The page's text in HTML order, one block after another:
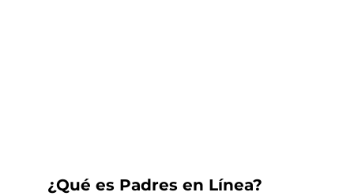
¿Qué es Padres en Línea?